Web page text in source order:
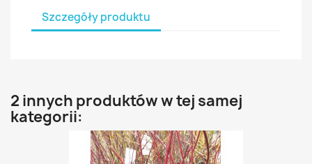
Szczegóły produktu
2 innych produktów w tej samej
kategorii: